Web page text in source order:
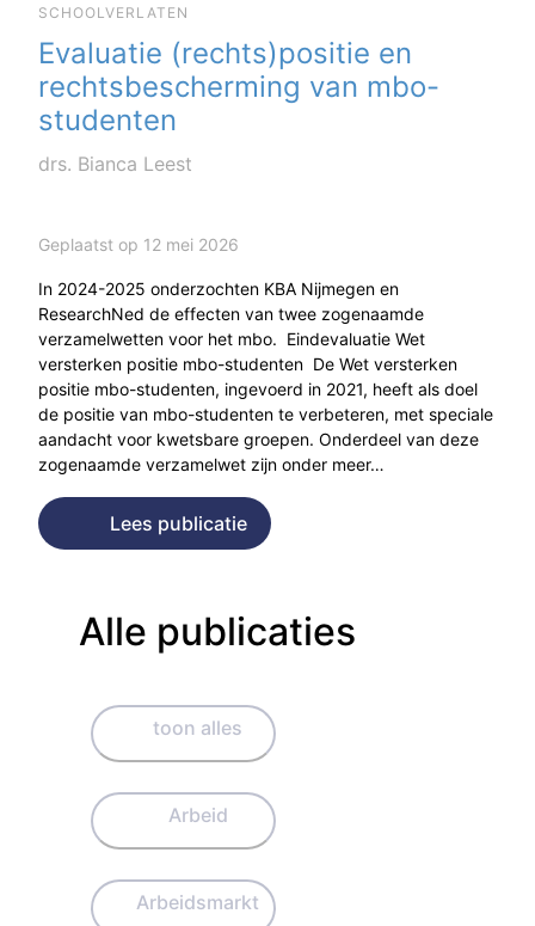
SCHOOLVERLATEN
Evaluatie (rechts)positie en
rechtsbescherming van mbo-
studenten
drs. Bianca Leest
Geplaatst op 12 mei 2026
In 2024-2025 onderzochten KBA Nijmegen en
ResearchNed de effecten van twee zogenaamde
verzamelwetten voor het mbo. Eindevaluatie Wet
versterken positie mbo-studenten De Wet versterken
positie mbo-studenten, ingevoerd in 2021, heeft als doel
de positie van mbo-studenten te verbeteren, met speciale
aandacht voor kwetsbare groepen. Onderdeel van deze
zogenaamde verzamelwet zijn onder meer…
Lees publicatie
Alle publicaties
toon alles
Arbeid
Arbeidsmarkt